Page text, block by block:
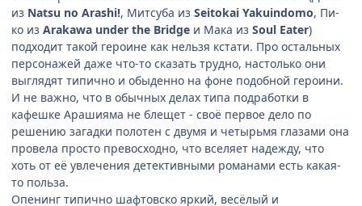
из Natsu no Arashi!, Митсуба из Seitokai Yakuindomo, Пи-
ко из Arakawa under the Bridge и Мака из Soul Eater)
подходит такой героине как нельзя кстати. Про остальных
персонажей даже что-то сказать трудно, настолько они
выглядят типично и обыденно на фоне подобной героини.
И не важно, что в обычных делах типа подработки в
кафешке Арашияма не блещет - своё первое дело по
решению загадки полотен с двумя и четырьмя глазами она
провела просто превосходно, что вселяет надежду, что
хоть от её увлечения детективными романами есть какая-
то польза.
Опенинг типично шафтовско яркий, весёлый и